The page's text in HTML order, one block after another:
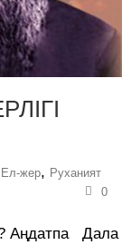
Ел-жер, Руханият
0
Аңдатпа Дала